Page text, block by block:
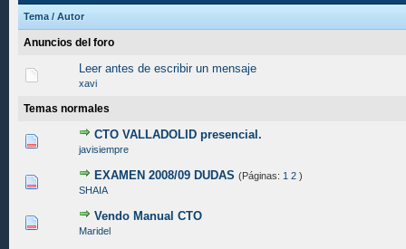
Tema /Autor
Anuncios del foro
Leer antes de escribir un mensaje
xavi
Temas normales
CTO VALLADOLID presencial.
javisiempre
0 voto(s) - Media 0 de 5
12345
EXAMEN 2008/09 DUDAS (Páginas: 1 2 )
SHAIA
0 voto(s) - Media 0 de 5
12345
Vendo Manual CTO
Maridel
0 voto(s) - Media 0 de 5
123 45